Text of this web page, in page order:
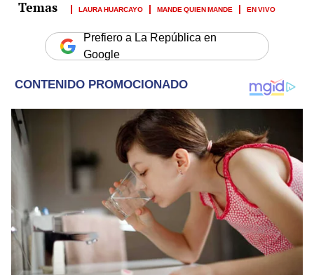
LAURA HUARCAYO MANDE QUIEN MANDE EN VIVO
Prefiero a La República en
Google